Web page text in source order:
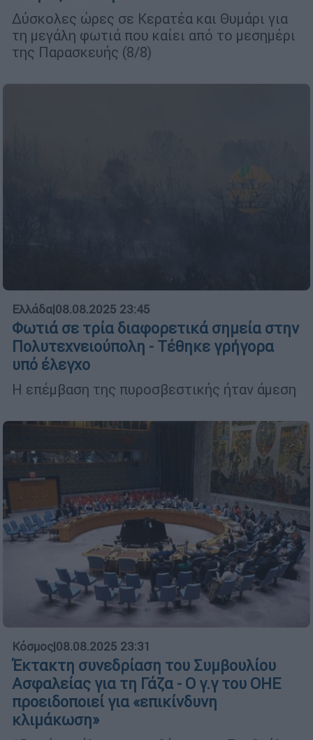
Δύσκολες ώρες σε Κερατέα και Θυμάρι για
τη μεγάλη φωτιά που καίει από το μεσημέρι
της Παρασκευής (8/8)
Ελλάδα|08.08.2025 23:45
Φωτιά σε τρία διαφορετικά σημεία στην
Πολυτεχνειούπολη - Τέθηκε γρήγορα
υπό έλεγχο
Η επέμβαση της πυροσβεστικής ήταν άμεση
Κόσμος|08.08.2025 23:31
Έκτακτη συνεδρίαση του Συμβουλίου
Ασφαλείας για τη Γάζα - Ο γ.γ του ΟΗΕ
προειδοποιεί για «επικίνδυνη
κλιμάκωση»